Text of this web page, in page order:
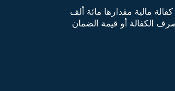
مالية مقدارها مائة ألف
الكفالة أو قيمة الضمان